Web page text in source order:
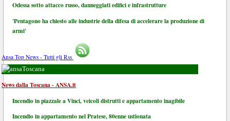
Odessa sotto attacco russo, danneggiati edifici e infrastrutture
'Pentagono ha chiesto alle industrie della difesa di accelerare la produzione di
armi'
Ansa Top News - Tutti gli Rss
Toscana
News dalla Toscana - ANSA.it
Incendio in piazzale a Vinci, veicoli distrutti e appartamento inagibile
Incendio in appartamento nel Pratese, 80enne ustionata